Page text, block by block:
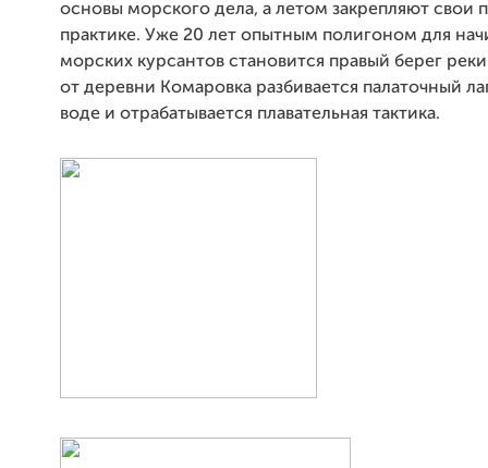
основы морского дела, а летом закрепляют свои
практике. Уже 20 лет опытным полигоном для
морских курсантов становится правый берег
от деревни Комаровка разбивается палаточный
воде и отрабатывается плавательная тактика.